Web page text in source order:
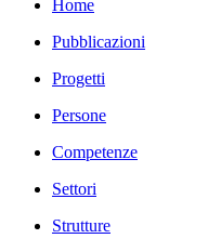
Home
Pubblicazioni
Progetti
Persone
Competenze
Settori
Strutture